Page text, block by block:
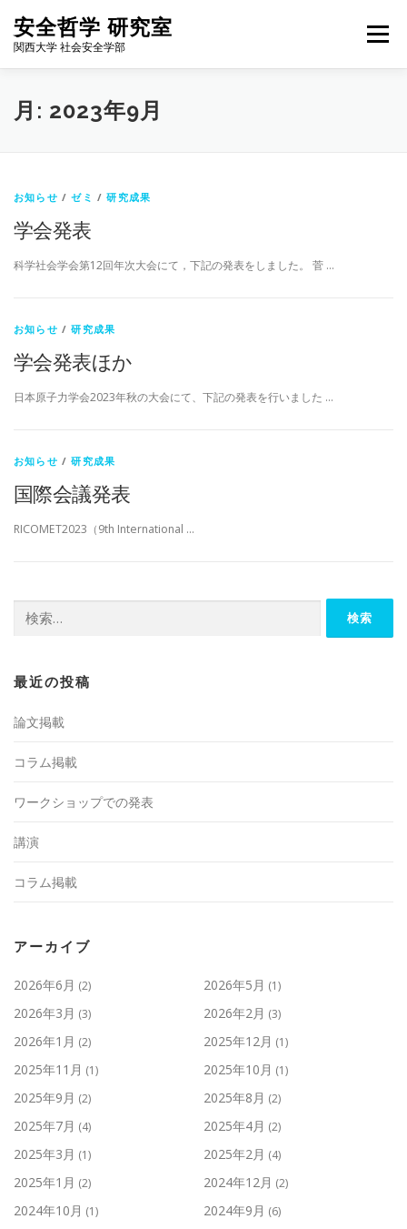
安全哲学 研究室
関西大学 社会安全学部
メニュー
HOME NEWS
月: 2023年9月
お知らせ /ゼミ /研究成果
学会発表
科学社会学会第12回年次大会にて，下記の発表をしました。 菅 …
お知らせ /研究成果
学会発表ほか
日本原子力学会2023年秋の大会にて、下記の発表を行いました …
お知らせ /研究成果
国際会議発表
RICOMET2023（9th International …
索:
最近の投稿
論文掲載
コラム掲載
ワークショップでの発表
講演
コラム掲載
アーカイブ
2026年6月 (2) 2026年5月 (1)
2026年3月 (3) 2026年2月 (3)
2026年1月 (2) 2025年12月 (1)
2025年11月 (1) 2025年10月 (1)
2025年9月 (2) 2025年8月 (2)
2025年7月 (4) 2025年4月 (2)
2025年3月 (1) 2025年2月 (4)
2025年1月 (2) 2024年12月 (2)
2024年10月 (1) 2024年9月 (6)